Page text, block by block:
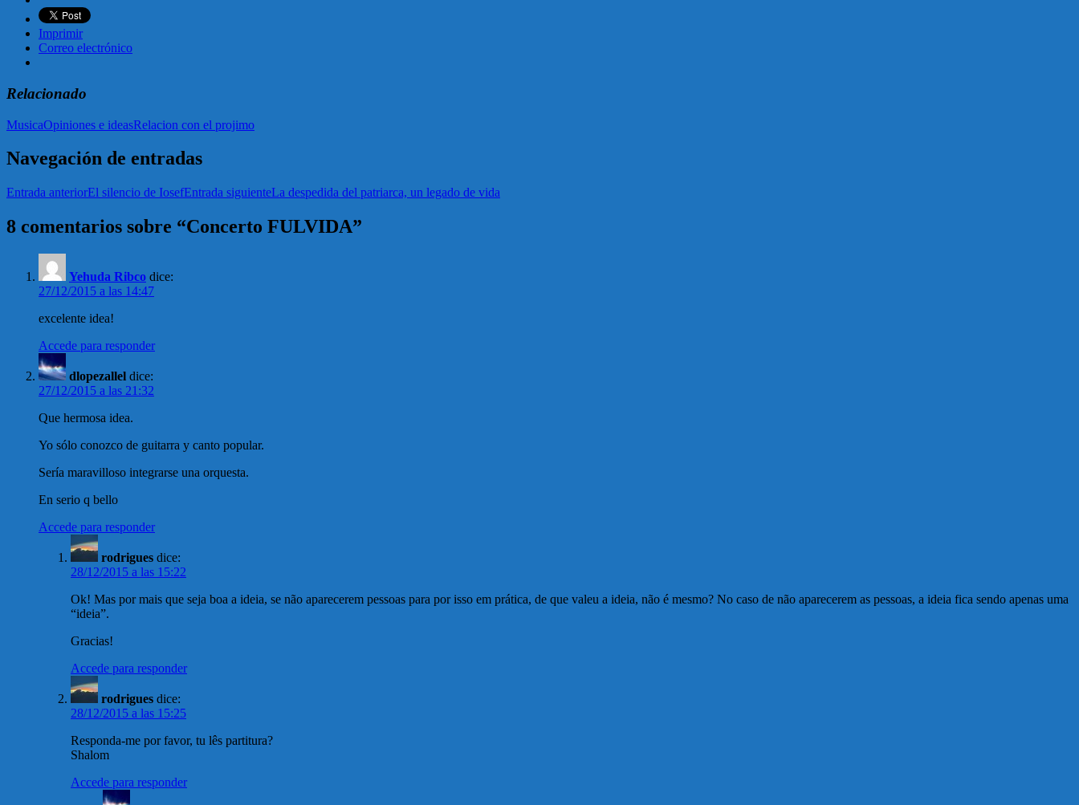
Imprimir
Correo electrónico
Relacionado
MusicaOpiniones e ideasRelacion con el projimo
Navegación de entradas
Entrada anteriorEl silencio de IosefEntrada siguienteLa despedida del patriarca, un legado de vida
8 comentarios sobre “Concerto FULVIDA”
Yehuda Ribco dice:
27/12/2015 a las 14:47
excelente idea!
Accede para responder
dlopezallel dice:
27/12/2015 a las 21:32
Que hermosa idea.
Yo sólo conozco de guitarra y canto popular.
Sería maravilloso integrarse una orquesta.
En serio q bello
Accede para responder
rodrigues dice:
28/12/2015 a las 15:22
Ok! Mas por mais que seja boa a ideia, se não aparecerem pessoas para por isso em prática, de que valeu a ideia, não é mesmo? No caso de não aparecerem as pessoas, a ideia fica sendo apenas uma
“ideia”.
Gracias!
Accede para responder
rodrigues dice:
28/12/2015 a las 15:25
Responda-me por favor, tu lês partitura?
Shalom
Accede para responder